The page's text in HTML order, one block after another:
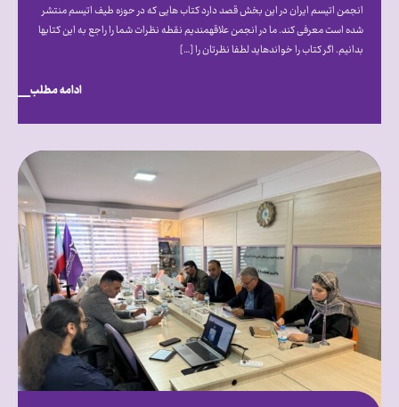
انجمن اتیسم ایران در این بخش قصد دارد کتاب هایی که در حوزه طیف اتیسم منتشر
شده است معرفی کند. ما در انجمن علاقه‎‎مندیم نقطه نظرات شما را راجع به این کتاب‎ها
بدانیم. اگر کتاب را خوانده‎اید لطفا نظرتان را […]
ادامه مطلب